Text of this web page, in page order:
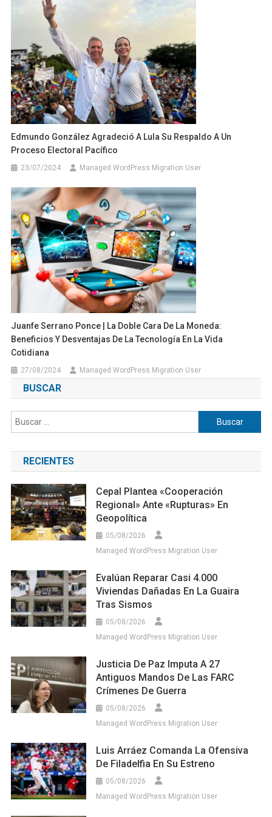
Edmundo González Agradeció A Lula Su Respaldo A Un
Proceso Electoral Pacífico
23/07/2024 Managed WordPress Migration User
Juanfe Serrano Ponce | La Doble Cara De La Moneda:
Beneficios Y Desventajas De La Tecnología En La Vida
Cotidiana
27/08/2024 Managed WordPress Migration User
BUSCAR
Buscar:
RECIENTES
Cepal Plantea «cooperación
Regional» Ante «rupturas» En
Geopolítica
05/08/2026
Managed WordPress Migration User
Evalúan Reparar Casi 4.000
Viviendas Dañadas En La Guaira
Tras Sismos
05/08/2026
Managed WordPress Migration User
Justicia De Paz Imputa A 27
Antiguos Mandos De Las FARC
Crímenes De Guerra
05/08/2026
Managed WordPress Migration User
Luis Arráez Comanda La Ofensiva
De Filadelfia En Su Estreno
05/08/2026
Managed WordPress Migration User